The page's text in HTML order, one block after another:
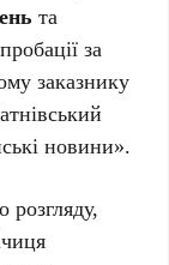
та
за
заказнику
новини».
розгляду,